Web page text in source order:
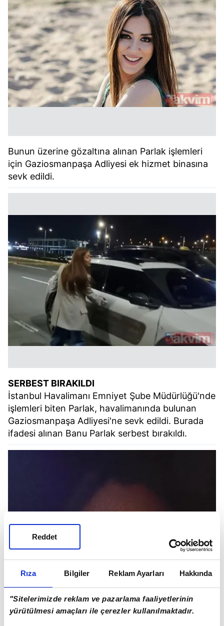
Rıza Bilgiler Reklam Ayarları Hakkında
"Sitelerimizde reklam ve pazarlama faaliyetlerinin
yürütülmesi amaçları ile çerezler kullanılmaktadır.
Reddet
Bunun üzerine gözaltına alınan Parlak işlemleri
için Gaziosmanpaşa Adliyesi ek hizmet binasına
sevk edildi.
SERBEST BIRAKILDI
İstanbul Havalimanı Emniyet Şube Müdürlüğü'nde
işlemleri biten Parlak, havalimanında bulunan
Gaziosmanpaşa Adliyesi'ne sevk edildi. Burada
ifadesi alınan Banu Parlak serbest bırakıldı.